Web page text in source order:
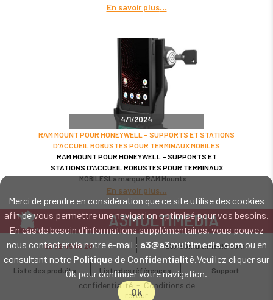
Merci de prendre en considération que ce site utilise des cookies
afin de vous permettre une navigation optimisé pour vos besoins.
En cas de besoin d'informations supplémentaires, vous pouvez
nous contacter via notre e-mail : a3@a3multimedia.comou en
consultant notre Politique de Confidentialité.Veuillez cliquer sur
Ok pour continuer votre navigation.
Ok
En savoir plus
4/1/2024
RAM MOUNT POUR HONEYWELL – SUPPORTS ET STATIONS
D'ACCUEIL ROBUSTES POUR TERMINAUX MOBILES
RAM MOUNT POUR HONEYWELL – SUPPORTS ET
STATIONS D'ACCUEIL ROBUSTES POUR TERMINAUX
MOBILESLa marque RAM Mounts
En savoir plus
A3MULTIMEDIA
LE SPÉCIALISTE MATÉRIEL ET LOGICIEL CODE BARRE
Intervention sur tout le territoire : Cholet - Nantes - Angers - Rennes - Le
Mans - Bordeaux - Paris - Lille - Brest - Toulouse - Marseille - Poitiers -
Caen - Lyon - Reims - Lorient - Vannes - Quimper - Rouen
02 52 45 00 20 a3@a3multimedia.com
Liste des produits Liste des références Support
Mentions légales-Politique de
confidentialité - Conditions de
retour